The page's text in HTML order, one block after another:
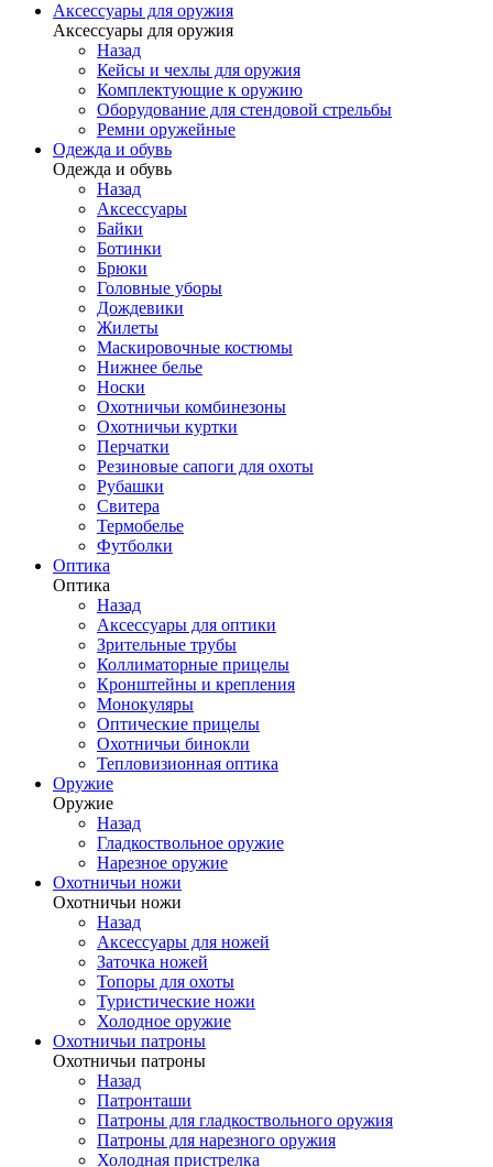
Аксессуары для оружия
Аксессуары для оружия
Назад
Кейсы и чехлы для оружия
Комплектующие к оружию
Оборудование для стендовой стрельбы
Ремни оружейные
Одежда и обувь
Одежда и обувь
Назад
Аксессуары
Байки
Ботинки
Брюки
Головные уборы
Дождевики
Жилеты
Маскировочные костюмы
Нижнее белье
Носки
Охотничьи комбинезоны
Охотничьи куртки
Перчатки
Резиновые сапоги для охоты
Рубашки
Свитера
Термобелье
Футболки
Оптика
Оптика
Назад
Аксессуары для оптики
Зрительные трубы
Коллиматорные прицелы
Кронштейны и крепления
Монокуляры
Оптические прицелы
Охотничьи бинокли
Тепловизионная оптика
Оружие
Оружие
Назад
Гладкоствольное оружие
Нарезное оружие
Охотничьи ножи
Охотничьи ножи
Назад
Аксессуары для ножей
Заточка ножей
Топоры для охоты
Туристические ножи
Холодное оружие
Охотничьи патроны
Охотничьи патроны
Назад
Патронташи
Патроны для гладкоствольного оружия
Патроны для нарезного оружия
Холодная пристрелка